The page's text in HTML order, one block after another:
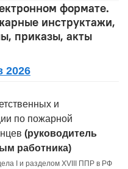
формате.
инструктажи,
приказы, акты
2026
и
по пожарной
(руководитель
работника)
I и разделом XVIII ППР в РФ